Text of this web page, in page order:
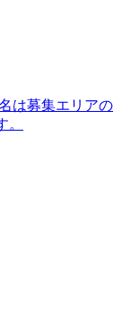
は募集エリアの